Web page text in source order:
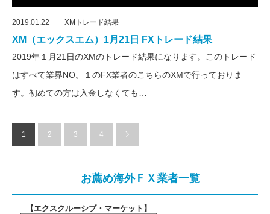
2019.01.22 XMトレード結果
XM（エックスエム）1月21日 FXトレード結果
2019年１月21日のXMのトレード結果になります。このトレード
はすべて業界NO。１のFX業者のこちらのXMで行っておりま
す。初めての方は入金しなくても…
1 2 3 4
お薦め海外ＦＸ業者一覧
【エクスクルーシブ・マーケット 】